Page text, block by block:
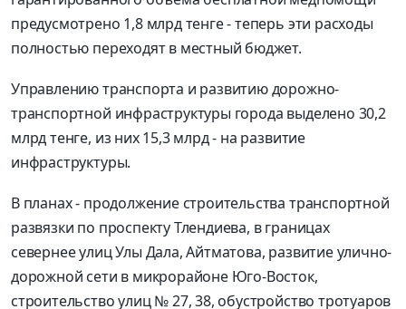
предусмотрено 1,8 млрд тенге - теперь эти расходы
полностью переходят в местный бюджет.
Управлению транспорта и развитию дорожно-
транспортной инфраструктуры города выделено 30,2
млрд тенге, из них 15,3 млрд - на развитие
инфраструктуры.
В планах - продолжение строительства транспортной
развязки по проспекту Тлендиева, в границах
севернее улиц Улы Дала, Айтматова, развитие улично-
дорожной сети в микрорайоне Юго-Восток,
строительство улиц № 27, 38, обустройство тротуаров